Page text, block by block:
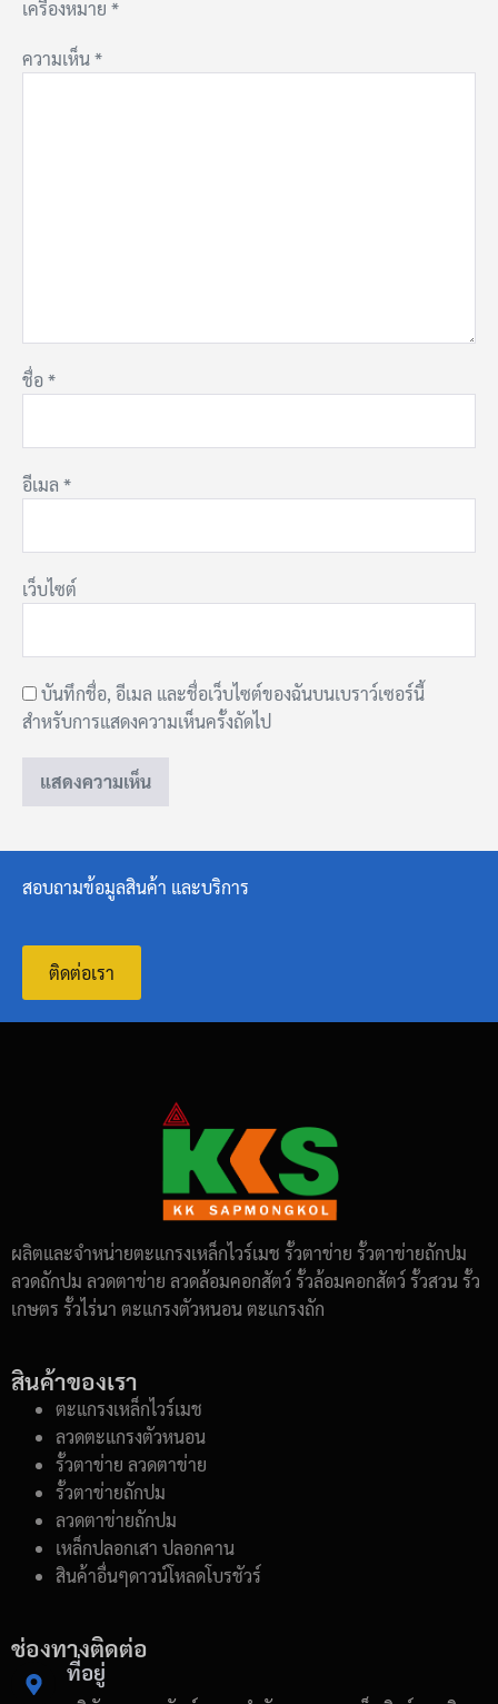
เครื่องหมาย *
ความเห็น*
ชื่อ*
อีเมล *
เว็บไซต์
บันทึกชื่อ, อีเมล และชื่อเว็บไซต์ของฉันบนเบราว์เซอร์นี้
สำหรับการแสดงความเห็นครั้งถัดไป
สอบถามข้อมูลสินค้า และบริการ
ติดต่อเรา
ผลิตและจำหน่ายตะแกรงเหล็กไวร์เมช รั้วตาข่าย รั้วตาข่ายถักปม
ลวดถักปม ลวดตาข่าย ลวดล้อมคอกสัตว์ รั้วล้อมคอกสัตว์ รั้วสวน รั้ว
เกษตร รั้วไร่นา ตะแกรงตัวหนอน ตะแกรงถัก
สินค้าของเรา
ตะแกรงเหล็กไวร์เมช
ลวดตะแกรงตัวหนอน
รั้วตาข่าย ลวดตาข่าย
รั้วตาข่ายถักปม
ลวดตาข่ายถักปม
เหล็กปลอกเสา ปลอกคาน
สินค้าอื่นๆดาวน์โหลดโบรชัวร์
ช่องทางติดต่อ
ที่อยู่